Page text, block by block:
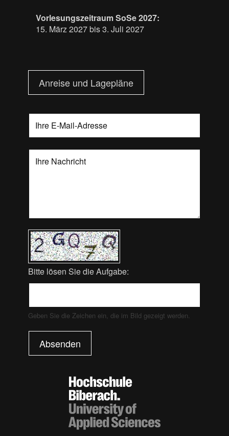
Vorlesungszeitraum SoSe 2027:
15. März 2027 bis 3. Juli 2027
Anreise und Lagepläne
Bitte lösen Sie die Aufgabe:
Geben Sie die Zeichen ein, die im Bild gezeigt werden.
Absenden